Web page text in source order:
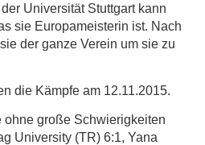
Universität Stuttgart kann
sie Europameisterin ist. Nach
der ganze Verein um sie zu
die Kämpfe am 12.11.2015.
ohne große Schwierigkeiten
University (TR) 6:1, Yana